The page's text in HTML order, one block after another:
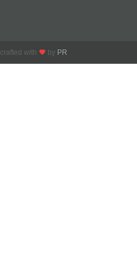
crafted with by PR